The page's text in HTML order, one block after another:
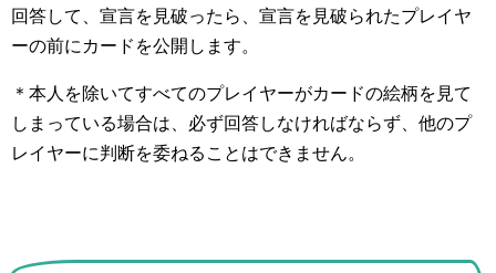
回答して、宣言を見破ったら、宣言を見破られたプレイヤ
ーの前にカードを公開します。
＊本人を除いてすべてのプレイヤーがカードの絵柄を見て
しまっている場合は、必ず回答しなければならず、他のプ
レイヤーに判断を委ねることはできません。